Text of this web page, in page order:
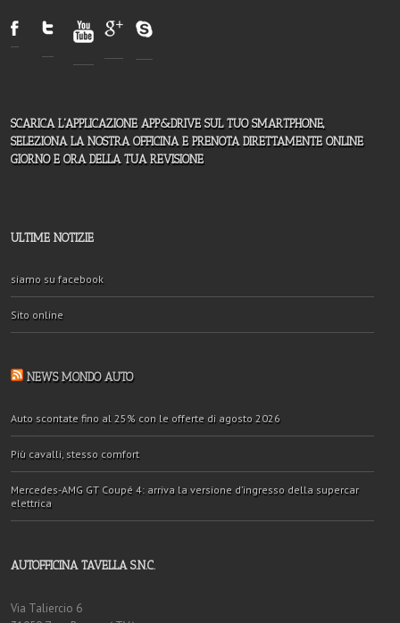
SCARICA L'APPLICAZIONE APP&DRIVE SUL TUO SMARTPHONE,
SELEZIONA LA NOSTRA OFFICINA E PRENOTA DIRETTAMENTE ONLINE
GIORNO E ORA DELLA TUA REVISIONE
ULTIME NOTIZIE
siamo su facebook
Sito online
NEWS MONDO AUTO
Auto scontate fino al 25% con le offerte di agosto 2026
Più cavalli, stesso comfort
Mercedes-AMG GT Coupé 4: arriva la versione d’ingresso della supercar
elettrica
AUTOFFICINA TAVELLA S.N.C.
Via Taliercio 6